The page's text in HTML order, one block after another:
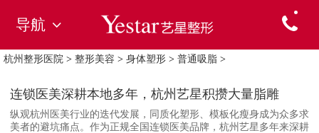
导航
杭州整形医院 > 整形美容 > 身体塑形 > 普通吸脂 >
连锁医美深耕本地多年，杭州艺星积攒大量脂雕
纵观杭州医美行业的迭代发展，同质化塑形、模板化瘦身成为众多求
美者的避坑痛点。作为正规全国连锁医美品牌，杭州艺星多年来深耕